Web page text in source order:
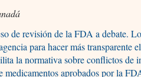
de revisión de la FDA a debate.
para hacer más transparente
la normativa sobre conflictos de
medicamentos aprobados por la